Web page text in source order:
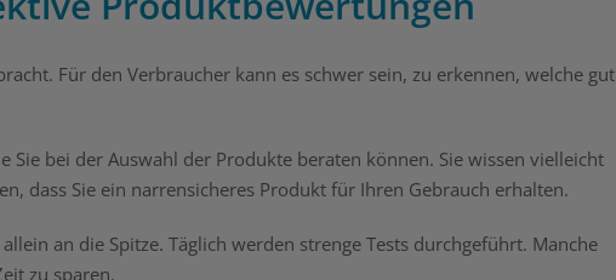
Für den Verbraucher kann es schwer sein, zu erkennen, welche gut
Sie bei der Auswahl der Produkte beraten können. Sie wissen vielleicht
dass Sie ein narrensicheres Produkt für Ihren Gebrauch erhalten.
an die Spitze. Täglich werden strenge Tests durchgeführt. Manche
zu sparen.